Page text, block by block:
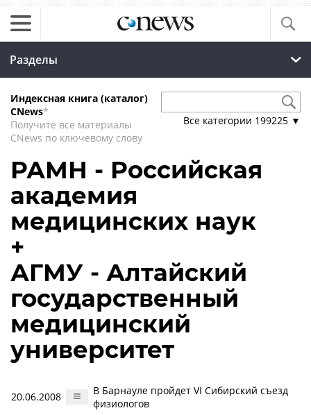
Разделы
Индексная книга (каталог)
CNews*
Получите все материалы
CNews по ключевому слову
Все категории 199225 ▼
РАМН - Российская
академия
медицинских наук
+
АГМУ - Алтайский
государственный
медицинский
университет
20.06.2008
В Барнауле пройдет VI Сибирский съезд
физиологов